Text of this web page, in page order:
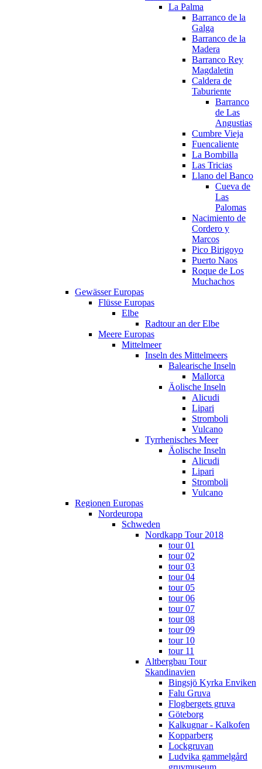
La Palma
Barranco de la
Galga
Barranco de la
Madera
Barranco Rey
Magdaletin
Caldera de
Taburiente
Barranco
de Las
Angustias
Cumbre Vieja
Fuencaliente
La Bombilla
Las Tricias
Llano del Banco
Cueva de
Las
Palomas
Nacimiento de
Cordero y
Marcos
Pico Birigoyo
Puerto Naos
Roque de Los
Muchachos
Gewässer Europas
Flüsse Europas
Elbe
Radtour an der Elbe
Meere Europas
Mittelmeer
Inseln des Mittelmeers
Balearische Inseln
Mallorca
Äolische Inseln
Alicudi
Lipari
Stromboli
Vulcano
Tyrrhenisches Meer
Äolische Inseln
Alicudi
Lipari
Stromboli
Vulcano
Regionen Europas
Nordeuropa
Schweden
Nordkapp Tour 2018
tour 01
tour 02
tour 03
tour 04
tour 05
tour 06
tour 07
tour 08
tour 09
tour 10
tour 11
Altbergbau Tour
Skandinavien
Bingsjö Kyrka Enviken
Falu Gruva
Flogbergets gruva
Göteborg
Kalkugnar - Kalkofen
Kopparberg
Lockgruvan
Ludvika gammelgård
gruvmuseum